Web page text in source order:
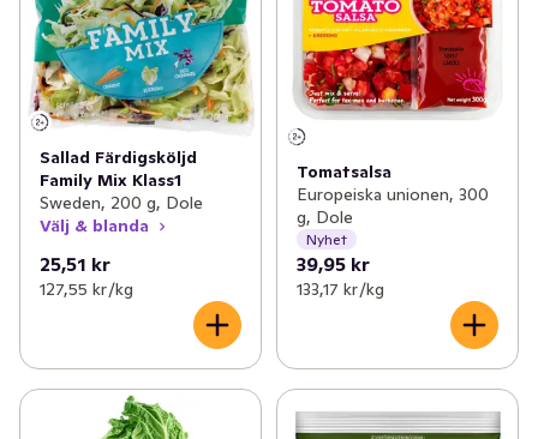
Sallad Färdigsköljd
Family Mix Klass1
Sweden, 200 g, Dole
Välj & blanda
25,51 kr
127,55 kr /kg
Tomatsalsa
Europeiska unionen, 300
g, Dole
Nyhet
39,95 kr
133,17 kr /kg